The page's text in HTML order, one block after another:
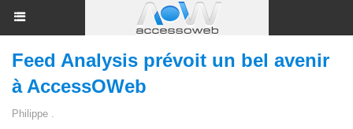
Feed Analysis prévoit un bel avenir
à AccessOWeb
Philippe .